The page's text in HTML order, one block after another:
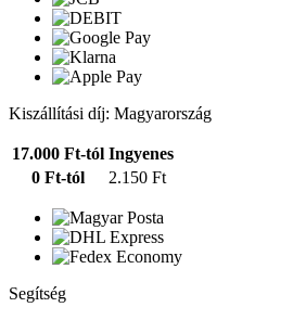
Kiszállítási díj: Magyarország
17.000 Ft-tól Ingyenes
0 Ft-tól
2.150 Ft
Segítség